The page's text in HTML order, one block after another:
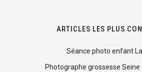
ARTICLES LES PLUS
Séance photo enfant
Photographe grossesse Seine